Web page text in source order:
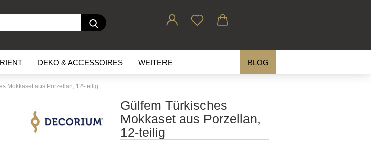
Suche...
DEKO & ACCESSOIRES BLOG
WEITERE
Mokkaset aus Porzellan, 12-teilig
Gülfem Türkisches
Mokkaset aus Porzellan,
12-teilig